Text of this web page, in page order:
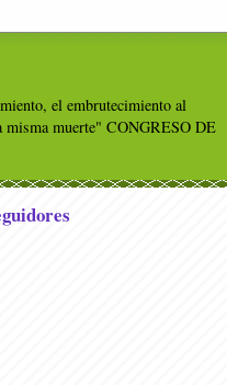
el embrutecimiento al
misma muerte" CONGRESO DE